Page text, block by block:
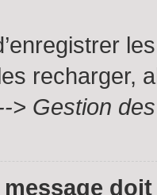
recharger,
> Gestion